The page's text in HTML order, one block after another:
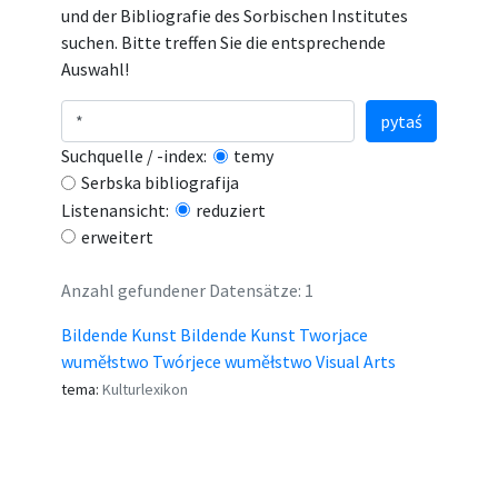
und der Bibliografie des Sorbischen Institutes
suchen. Bitte treffen Sie die entsprechende
Auswahl!
Suchquelle / -index:
temy
Serbska bibliografija
Listenansicht:
reduziert
erweitert
pytaś
Anzahl gefundener Datensätze: 1
Bildende Kunst Bildende Kunst Tworjace
wuměłstwo Twórjece wuměłstwo Visual Arts
tema: Kulturlexikon